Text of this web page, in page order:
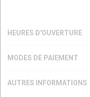
HEURES D'OUVERTURE
MODES DE PAIEMENT
AUTRES INFORMATIONS